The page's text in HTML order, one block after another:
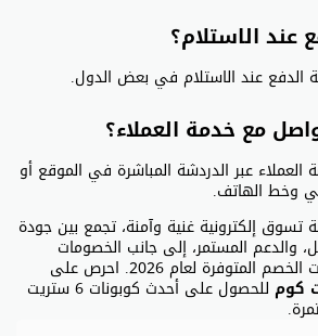
الاستلام؟
الدفع عند الاستلام في بعض الدول.
مع خدمة العملاء؟
عبر الدردشة المباشرة في الموقع أو
وخط الهاتف.
تجربة تسوق إلكترونية غنية وآمنة، تجمع بين جودة
والدعم المستمر، إلى جانب الخصومات
الرائعة باستخدام كوبونات الخصم المتوفرة لعام 2026. احرص على
كوم للحصول على أحدث كوبونات 6 ستريت